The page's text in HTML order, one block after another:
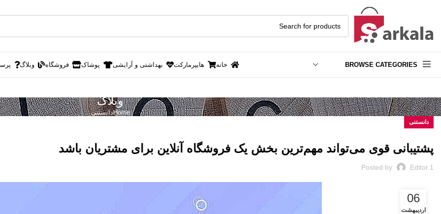
BROWSE CATEGORIES خانه هایپرمارکت بهداشتی و آرایشی پوشاک فروشگاه وبلاگ
وبلاگ
Homeدانستنی
دانستنی
پشتیبانی قوی می‌تواند مهم‌ترین بخش یک فروشگاه آنلاین برای مشتریان باشد
Posted by Editor.1
06
اردیبهشت